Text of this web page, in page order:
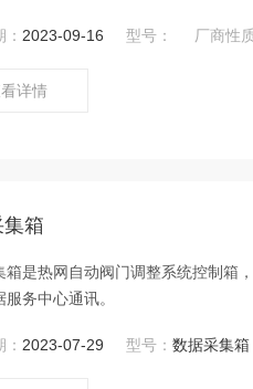
经济和社会效益。
2023-09-16 型号： 厂商性
详情
箱
箱是热网自动阀门调整系统控制箱
务中心通讯。
2023-07-29 型号：数据采集箱